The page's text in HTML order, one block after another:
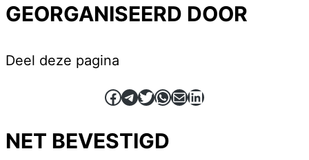
GEORGANISEERD DOOR
Deel deze pagina
Facebook
Telegram
Twitter
WhatsApp
E-mailLinkedIn
NET BEVESTIGD